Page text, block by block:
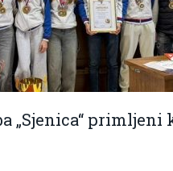
„Sjenica“ primljeni